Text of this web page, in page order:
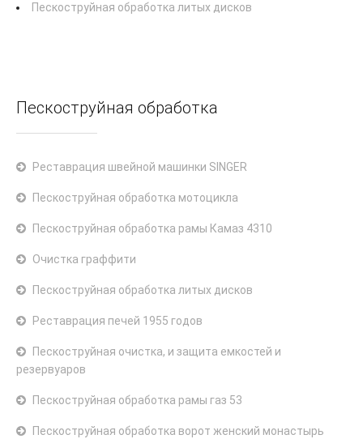
Пескоструйная обработка литых дисков
Пескоструйная обработка
Реставрация швейной машинки SINGER
Пескоструйная обработка мотоцикла
Пескоструйная обработка рамы Камаз 4310
Очистка граффити
Пескоструйная обработка литых дисков
Реставрация печей 1955 годов
Пескоструйная очистка, и защита емкостей и
резервуаров
Пескоструйная обработка рамы газ 53
Пескоструйная обработка ворот женский монастырь